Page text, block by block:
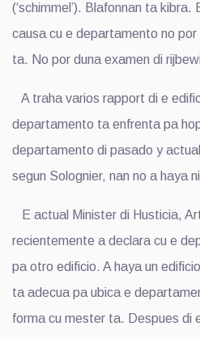
(‘schimmel’). Blafonnan ta
causa cu e departamento no
ta. No por duna examen di
A traha varios rapport di e
departamento ta enfrenta pa
departamento di pasado y
segun Solognier, nan no a haya
E actual Minister di Husticia,
recientemente a declara cu e
pa otro edificio. A haya un
ta adecua pa ubica e
forma cu mester ta. Despues di